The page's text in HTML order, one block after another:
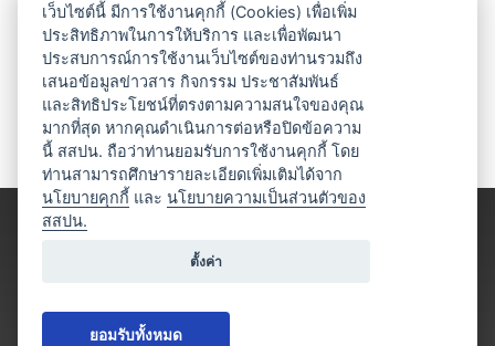
เว็บไซต์นี้ มีการใช้งานคุกกี้ (Cookies) เพื่อเพิ่ม
ประสิทธิภาพในการให้บริการ และเพื่อพัฒนา
ประสบการณ์การใช้งานเว็บไซต์ของท่านรวมถึง
เสนอข้อมูลข่าวสาร กิจกรรม ประชาสัมพันธ์
และสิทธิประโยชน์ที่ตรงตามความสนใจของคุณ
มากที่สุด หากคุณดำเนินการต่อหรือปิดข้อความ
นี้ สสปน. ถือว่าท่านยอมรับการใช้งานคุกกี้ โดย
ท่านสามารถศึกษารายละเอียดเพิ่มเติมได้จาก
นโยบายคุกกี้ และนโยบายความเป็นส่วนตัวของ
สสปน.
ตั้งค่า
ยอมรับทั้งหมด